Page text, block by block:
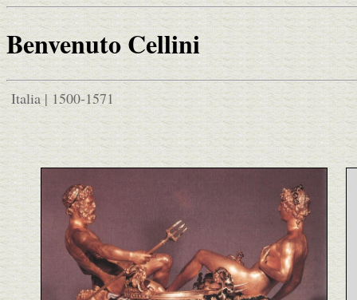
Benvenuto Cellini
Italia | 1500-1571